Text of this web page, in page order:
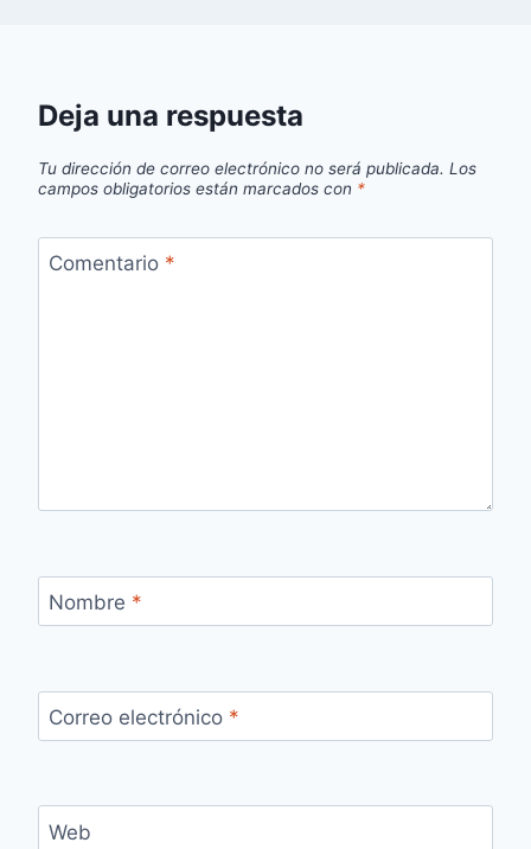
Deja una respuesta
Tu dirección de correo electrónico no será publicada. Los
campos obligatorios están marcados con *
Comentario *
Nombre *
Correo electrónico *
Web